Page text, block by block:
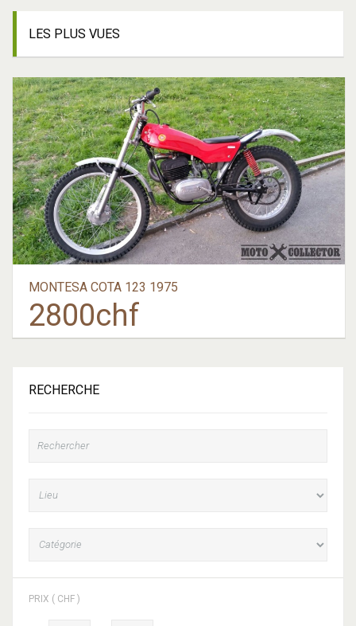
LES PLUS VUES
MONTESA COTA 123 1975
2800chf
RECHERCHE
PRIX ( CHF )